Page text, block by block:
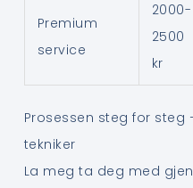
Premium
service
2000-
2500
kr
Prosessen steg for steg
tekniker
La meg ta deg med